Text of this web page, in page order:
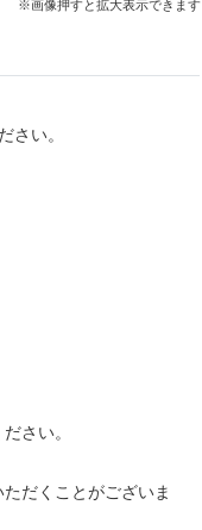
※画像押すと拡大表示できます
さい。
さい。
だくことがございま